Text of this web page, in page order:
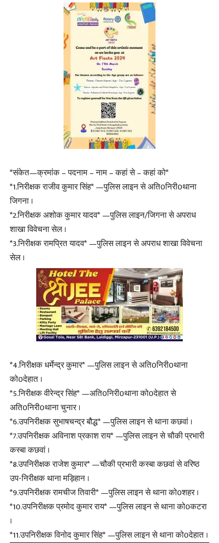
*संकेत—क्रमांक – पदनाम – नाम – कहां से – कहां को*
*1.निरीक्षक राजीव कुमार सिंह* —पुलिस लाइन से अति0निरी0थाना
जिगना ।
*2.निरीक्षक अशोक कुमार यादव* —पुलिस लाइन/जिगना से अपराध
शाखा विवेचना सेल ।
*3.निरीक्षक रामप्रित यादव* —पुलिस लाइन से अपराध शाखा विवेचना
सेल ।
*4.निरीक्षक धर्मेन्द्र कुमार* —पुलिस लाइन से अति0निरी0थाना
को0देहात ।
*5.निरीक्षक वीरेन्द्र सिंह* —अति0निरी0थाना को0देहात से
अति0निरी0थाना चुनार ।
*6.उपनिरीक्षक सुभाषचन्द्र बौद्ध* —पुलिस लाइन से थाना कछवां ।
*7.उपनिरीक्षक अविनाश प्रकाश राय* —पुलिस लाइन से चौकी प्रभारी
कस्बा कछवां ।
*8.उपनिरीक्षक राजेश कुमार* —चौकी प्रभारी कस्बा कछवां से वरिष्ठ
उप-निरीक्षक थाना मड़िहान ।
*9.उपनिरीक्षक रामचीज तिवारी* —पुलिस लाइन से थाना को0शहर ।
*10.उपनिरीक्षक प्रमोद कुमार राय* —पुलिस लाइन से थाना को0कटरा
।
*11.उपनिरीक्षक विनोद कुमार सिंह* —पुलिस लाइन से थाना को0देहात ।